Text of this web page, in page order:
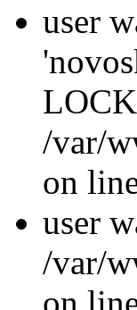
user
/var/
on
user
/var/
on